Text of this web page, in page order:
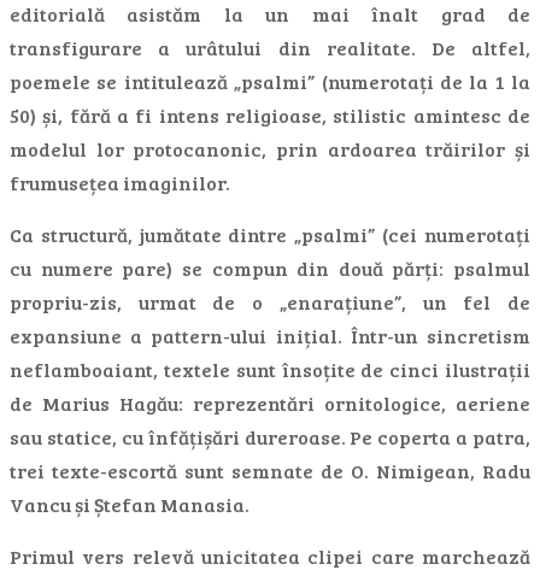
editorială asistăm la un mai înalt grad de
transfigurare a urâtului din realitate. De altfel,
poemele se intitulează „psalmi” (numerotați de la 1 la
50) și, fără a fi intens religioase, stilistic amintesc de
modelul lor protocanonic, prin ardoarea trăirilor și
frumusețea imaginilor.
Ca structură, jumătate dintre „psalmi” (cei numerotați
cu numere pare) se compun din două părți: psalmul
propriu-zis, urmat de o „enarațiune”, un fel de
expansiune a pattern-ului inițial. Într-un sincretism
neflamboaiant, textele sunt însoțite de cinci ilustrații
de Marius Hagău: reprezentări ornitologice, aeriene
sau statice, cu înfățișări dureroase. Pe coperta a patra,
trei texte-escortă sunt semnate de O. Nimigean, Radu
Vancu și Ștefan Manasia.
Primul vers relevă unicitatea clipei care marchează